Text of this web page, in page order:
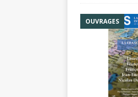
OUVRAGES